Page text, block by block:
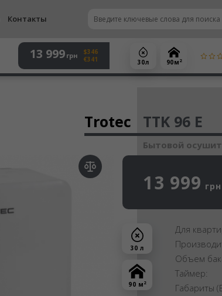
Контакты
13 999 грн
$346
€341
30 л 90 м 2
30 л
90 м 2
Trotec TTK 96 E
Бытовой
13 999 грн
Для
Объем
Таймер:
Габариты